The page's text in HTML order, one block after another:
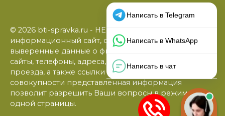
© 2026 bti-spravka.ru - НЕофициальный
информационный сайт, содержащий открытые
выверенные данные о филиалах БТИ: официальные
сайты, телефоны, адреса, графики работы, схемы
проезда, а также ссылки на юридические фирмы. В
совокупности представленная информация
позволит разрешить Ваши вопросы в режиме
одной страницы.